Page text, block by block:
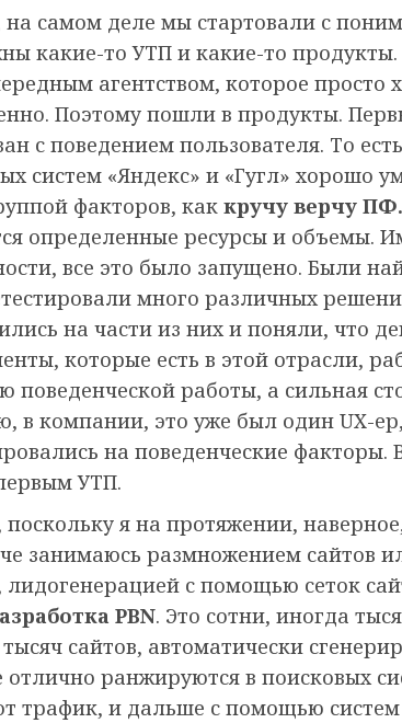
самом деле мы стартовали с
какие-то УТП и какие-то
агентством, которое просто
Поэтому пошли в продукты.
с поведением пользователя. То
систем «Яндекс» и «Гугл» хорошо
факторов, как кручу верчу ПФ.
определенные ресурсы и объемы.
все это было запущено. Были
много различных
на части из них и поняли, что
которые есть в этой отрасли,
поведенческой работы, а сильная
в компании, это уже был один UX-
на поведенческие факторы.
УТП.
я на протяжении,
занимаюсь размножением сайтов
лидогенерацией с помощью сеток
PBN. Это сотни, иногда
сайтов, автоматически
отлично ранжируются в поисковых
трафик, и дальше с помощью